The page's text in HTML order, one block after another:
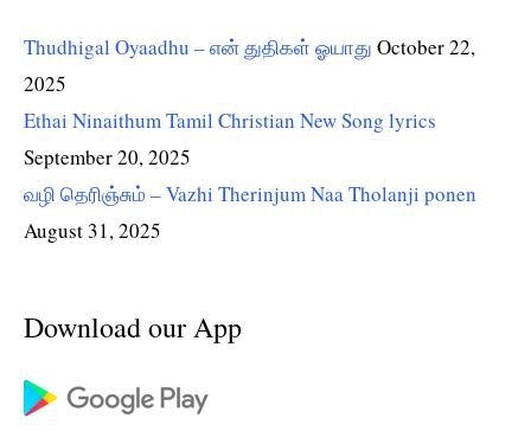
Thudhigal Oyaadhu – என் துதிகள் ஓயாது October 22,
2025
Ethai Ninaithum Tamil Christian New Song lyrics
September 20, 2025
வழி தெரிஞ்சும் – Vazhi Therinjum Naa Tholanji ponen
August 31, 2025
Download our App